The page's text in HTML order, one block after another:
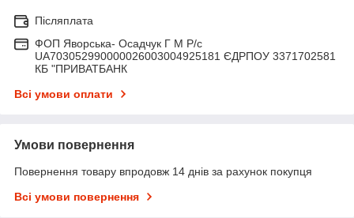
Післяплата
ФОП Яворська- Осадчук Г М Р/c
UA703052990000026003004925181 ЄДРПОУ 3371702581
КБ "ПРИВАТБАНК
Всі умови оплати
Умови повернення
Повернення товару впродовж 14 днів за рахунок покупця
Всі умови повернення